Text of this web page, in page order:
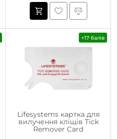
+17 балів
Lifesystems картка для
вилучення кліщів Tick
Remover Card